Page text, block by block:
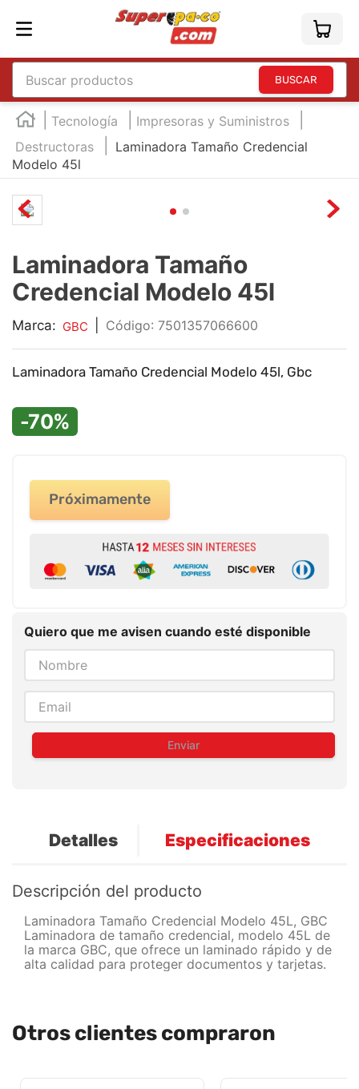
Buscar productos
Tecnología
Impresoras y Suministros
Destructoras
Laminadora Tamaño Credencial
Modelo 45l
Laminadora Tamaño
Credencial Modelo 45l
Marca: GBC : 7501357066600
Laminadora Tamaño Credencial Modelo 45l, Gbc
-70%
Próximamente
Quiero que me avisen cuando esté disponible
Enviar
Detalles Especificaciones
Descripción del producto
Laminadora Tamaño Credencial Modelo 45L, GBC
Laminadora de tamaño credencial, modelo 45L de
la marca GBC, que ofrece un laminado rápido y de
alta calidad para proteger documentos y tarjetas.
Otros clientes compraron
TÉRMINOS MÁS BUSCADOS
2.
marcador e300
3.
4.
6
audifonos
8.
teclado